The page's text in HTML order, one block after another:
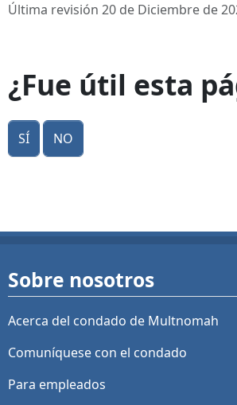
Última revisión 20 de Diciembre de
¿Fue útil esta
Sí No
Sobre nosotros
Acerca del condado de Multnomah
Comuníquese con el condado
Para empleados